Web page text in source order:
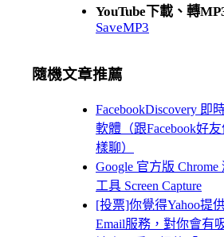
YouTube下載、轉
SaveMP3
隨機文章推薦
FacebookDiscovery 即
軟體（跟Facebook好
樣聊）
Google 官方版 Chrome
工具 Screen Capture
[投票]你覺得Yahoo提
Email服務，對你會有